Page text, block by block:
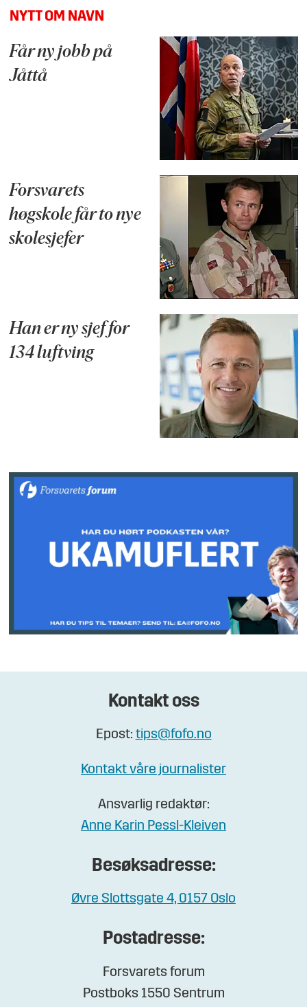
NYTT OM NAVN
Får ny jobb på
Jåttå
Forsvarets
høgskole får to nye
skolesjefer
Han er ny sjef for
134 luftving
Kontakt oss
Epost: tips@fofo.no
Kontakt våre journalister
Ansvarlig redaktør:
Anne Karin Pessl-Kleiven
Besøksadresse:
Øvre Slottsgate 4, 0157 Oslo
Postadresse:
Forsvarets forum
Postboks 1550 Sentrum